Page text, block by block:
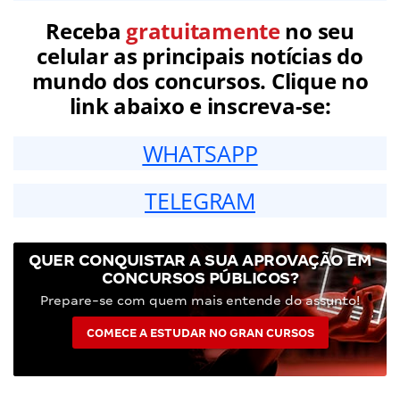
Receba gratuitamenteno seu
celular as principais notícias do
mundo dos concursos. Clique no
link abaixo e inscreva-se:
WHATSAPP
TELEGRAM
QUER CONQUISTAR A SUA APROVAÇÃO EM
CONCURSOS PÚBLICOS?
Prepare-se com quem mais entende do assunto!
COMECE A ESTUDAR NO GRAN CURSOS